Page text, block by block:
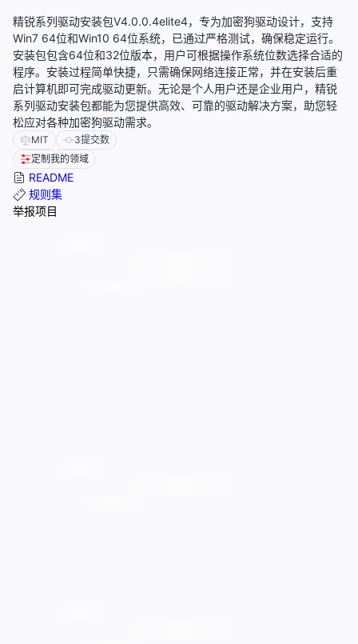
精锐系列驱动安装包V4.0.0.4elite4，专为加密狗驱动设计，支持
Win7 64位和Win10 64位系统，已通过严格测试，确保稳定运行。
安装包包含64位和32位版本，用户可根据操作系统位数选择合适的
程序。安装过程简单快捷，只需确保网络连接正常，并在安装后重
启计算机即可完成驱动更新。无论是个人用户还是企业用户，精锐
系列驱动安装包都能为您提供高效、可靠的驱动解决方案，助您轻
松应对各种加密狗驱动需求。
MIT 3提交数
定制我的领域
README
规则集
举报项目